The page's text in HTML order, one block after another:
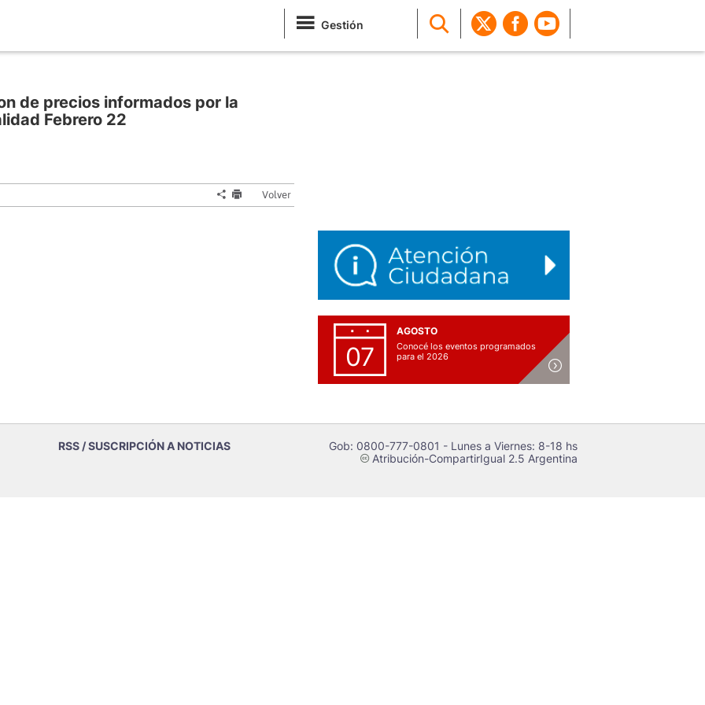
Gestión
de precios informados por la
Febrero 22
Volver
07
AGOSTO
Conocé los eventos programados
para el 2026
RSS / SUSCRIPCIÓN A NOTICIAS Gob: 0800-777-0801 - Lunes a Viernes: 8-18 hs
cAtribución-CompartirIgual 2.5 Argentina